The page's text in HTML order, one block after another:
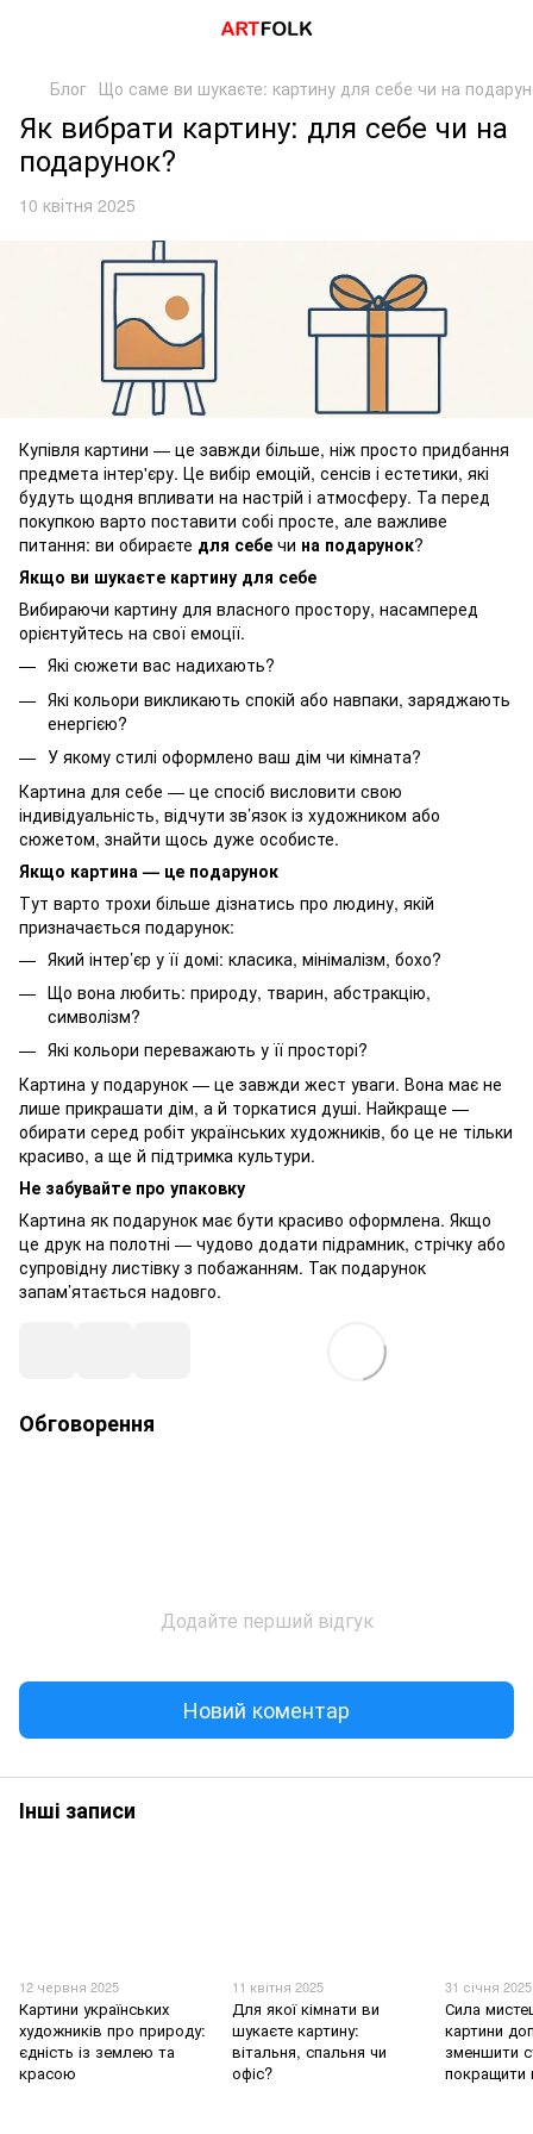
Блог Що саме ви шукаєте: картину для себе чи на
Як вибрати картину: для себе чи на
подарунок?
10 квітня 2025
Купівля картини — це завжди більше, ніж просто придбання
предмета інтер'єру. Це вибір емоцій, сенсів і естетики, які
будуть щодня впливати на настрій і атмосферу. Та перед
покупкою варто поставити собі просте, але важливе
питання: ви обираєте для себе чи на подарунок?
Якщо ви шукаєте картину для себе
Вибираючи картину для власного простору, насамперед
орієнтуйтесь на свої емоції.
Які сюжети вас надихають?
Які кольори викликають спокій або навпаки, заряджають
енергією?
У якому стилі оформлено ваш дім чи кімната?
Картина для себе — це спосіб висловити свою
індивідуальність, відчути зв’язок із художником або
сюжетом, знайти щось дуже особисте.
Якщо картина — це подарунок
Тут варто трохи більше дізнатись про людину, якій
призначається подарунок:
Який інтер’єр у її домі: класика, мінімалізм, бохо?
Що вона любить: природу, тварин, абстракцію,
символізм?
Які кольори переважають у її просторі?
Картина у подарунок — це завжди жест уваги. Вона має не
лише прикрашати дім, а й торкатися душі. Найкраще —
обирати серед робіт українських художників, бо це не тільки
красиво, а ще й підтримка культури.
Не забувайте про упаковку
Картина як подарунок має бути красиво оформлена. Якщо
це друк на полотні — чудово додати підрамник, стрічку або
супровідну листівку з побажанням. Так подарунок
запам’ятається надовго.
Обговорення
Додайте перший відгук
Новий коментар
Інші записи
12 червня 2025
Картини українських
художників про природу:
єдність із землею та
красою
11 квітня 2025
Для якої кімнати ви
шукаєте картину:
вітальня, спальня чи
офіс?
31 січня 2025
Сила
картини
зменшити
покращити